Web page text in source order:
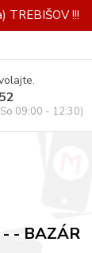
TREBIŠOV !!!
09:00 - 12:30)
- BAZÁR